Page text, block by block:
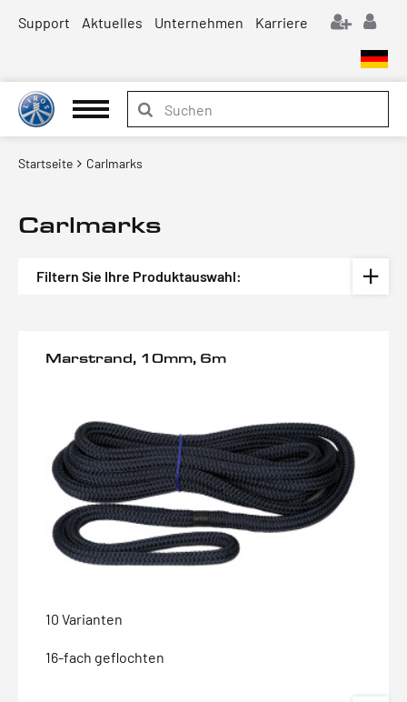
Support Aktuelles Unternehmen Karriere
Startseite Carlmarks
Carlmarks
Filtern Sie Ihre Produktauswahl:
Marstrand, 10mm, 6m
10 Varianten
16-fach geflochten